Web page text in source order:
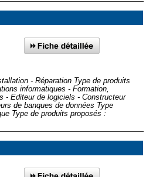
- Réparation Type de produits
informatiques - Formation,
- Editeur de logiciels - Constructeur
de banques de données Type
Type de produits proposés :